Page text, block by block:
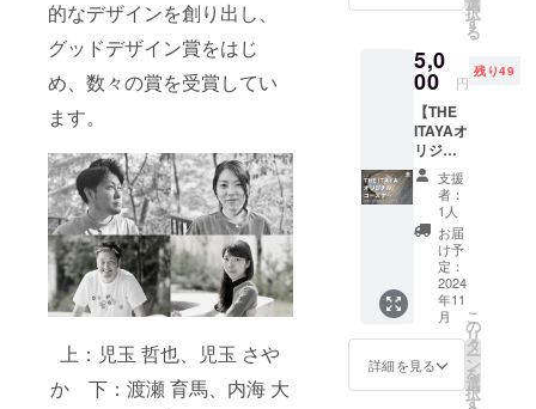
的なデザインを創り出し、
グッドデザイン賞をはじ
め、数々の賞を受賞してい
ます。
上：児玉 哲也、児玉 さや
か 下：渡瀬 育馬、内海 大
プロ
トメン
バーか
らのお
礼のお
手紙
（電子
メール
にてお
送りい
たしま
す）を
お送り
させて
いただ
きま
す。 ・
お気持
択
す
る
5,0
00 円
残り49
【THE
ITAYAオ
リジナ
ル木製
コース
ター】
・
「THE
ITAYA」
のロゴ
が木に
印字さ
れてい
るコー
スター
です。
支援
者：
1人
お届
け予
定：
2024
年11
月
詳細を見る
こ
の
リ
タ
ー
ン
を
選
択
す